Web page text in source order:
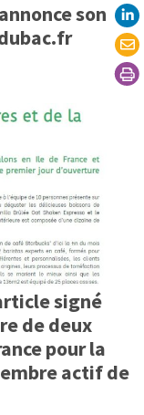
son
signé
de deux
pour la
actif de